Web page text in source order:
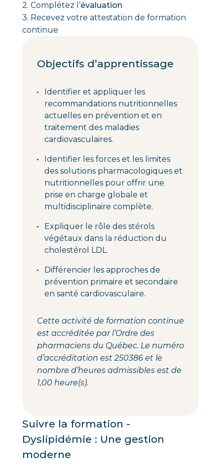
2. Complétez l’évaluation
3. Recevez votre attestation de formation
continue
Objectifs d’apprentissage
Identifier et appliquer les
recommandations nutritionnelles
actuelles en prévention et en
traitement des maladies
cardiovasculaires.
Identifier les forces et les limites
des solutions pharmacologiques et
nutritionnelles pour offrir une
prise en charge globale et
multidisciplinaire complète.
Expliquer le rôle des stérols
végétaux dans la réduction du
cholestérol LDL.
Différencier les approches de
prévention primaire et secondaire
en santé cardiovasculaire.
Cette activité de formation continue
est accréditée par l’Ordre des
pharmaciens du Québec. Le numéro
d’accréditation est 250386 et le
nombre d’heures admissibles est de
1,00 heure(s).
Suivre la formation -
Dyslipidémie : Une gestion
moderne